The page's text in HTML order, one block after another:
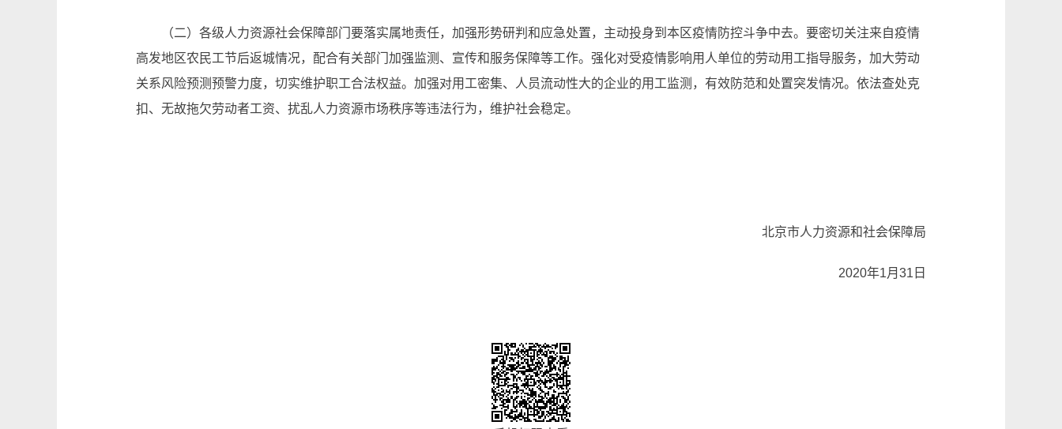
（二）各级人力资源社会保障部门要落实属地责任，加强形势研判和应急处置，主动投身到本区疫情防控斗争中去。要密切关注来自疫情
高发地区农民工节后返城情况，配合有关部门加强监测、宣传和服务保障等工作。强化对受疫情影响用人单位的劳动用工指导服务，加大劳动
关系风险预测预警力度，切实维护职工合法权益。加强对用工密集、人员流动性大的企业的用工监测，有效防范和处置突发情况。依法查处克
扣、无故拖欠劳动者工资、扰乱人力资源市场秩序等违法行为，维护社会稳定。
北京市人力资源和社会保障局
2020年1月31日